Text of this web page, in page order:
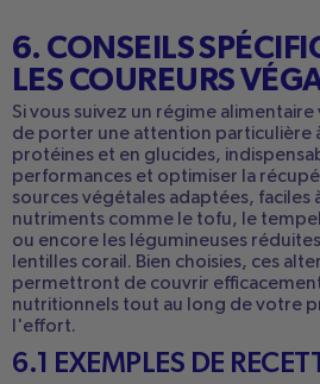
6. CONSEILS
LES COUREURS
Si vous suivez un régime alimentaire
de porter une attention particulière
protéines et en glucides,
performances et optimiser la
sources végétales adaptées, faciles
nutriments comme le tofu, le
ou encore les légumineuses
lentilles corail. Bien choisies, ces
permettront de couvrir
nutritionnels tout au long de votre
l'effort.
6.1 EXEMPLES DE